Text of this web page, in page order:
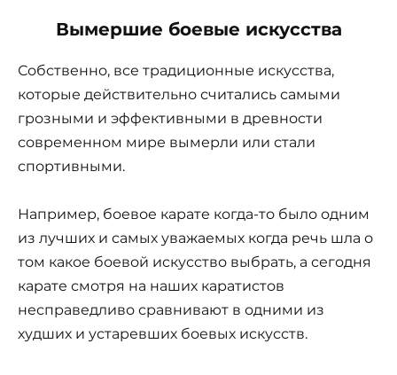
Вымершие боевые искусства
Собственно, все традиционные искусства,
которые действительно считались самыми
грозными и эффективными в древности
современном мире вымерли или стали
спортивными.
Например, боевое карате когда-то было одним
из лучших и самых уважаемых когда речь шла о
том какое боевой искусство выбрать, а сегодня
карате смотря на наших каратистов
несправедливо сравнивают в одними из
худших и устаревших боевых искусств.